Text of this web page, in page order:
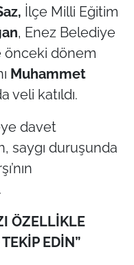
İlçe Milli Eğitim
, Enez Belediye
dönem
Muhammet
veli katıldı.
davet
saygı duruşunda
ÖZELLİKLE
EDİN”